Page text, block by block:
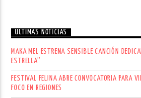
ÚLTIMAS NOTICIAS
MAKA MEL ESTRENA SENSIBLE CANCIÓN
ESTRELLA”
FESTIVAL FELINA ABRE CONVOCATORIA PARA
FOCO EN REGIONES